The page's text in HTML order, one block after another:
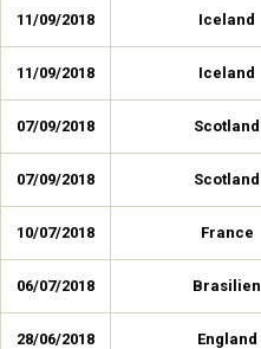
11/09/2018 Iceland
11/09/2018 Iceland
07/09/2018 Scotland
07/09/2018 Scotland
10/07/2018 France
06/07/2018 Brasilien
28/06/2018 England